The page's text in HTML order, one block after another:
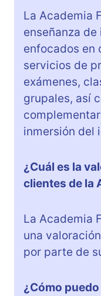
La Academia
enseñanza
enfocados en
servicios de
exámenes,
grupales, así
inmersión del
¿Cuál es la
clientes de la
La Academia
una
por parte de
¿Cómo